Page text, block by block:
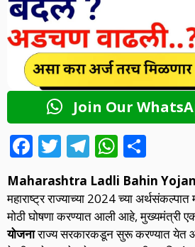
Join Our
F
e
b
o
T
w
itt
er
T
el
e
gr
a
W
h
at
s
A
h
ar
e
Maharashtra Ladli Bahin
महाराष्ट्र राज्याच्या 2024 च्या
मोठी घोषणा करण्यात आली आहे, मुख्यमंत्री
योजनाराज्य सरकारकडून सुरू करण्यात येत